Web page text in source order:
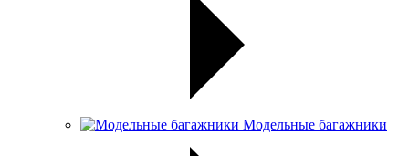
Модельные багажники